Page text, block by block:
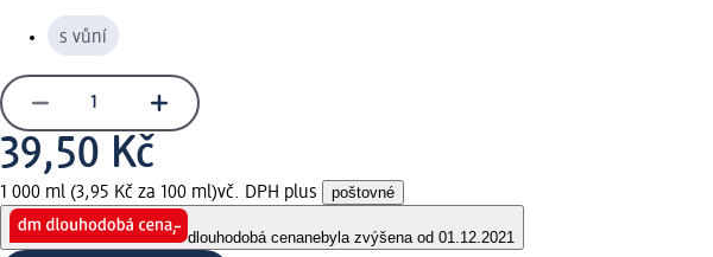
s vůní
39,50 Kč
1 000 ml (3,95 Kč za 100 ml)vč. DPH plus poštovné
dlouhodobá cenanebyla zvýšena od 01.12.2021